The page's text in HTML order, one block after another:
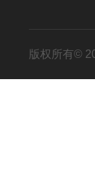
版权所有©